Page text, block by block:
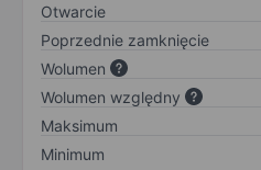
Otwarcie
Poprzednie zamknięcie
Wolumen
Wolumen względny
Maksimum
Minimum